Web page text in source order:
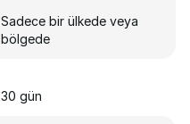
Sadece bir ülkede veya
bölgede
30 gün